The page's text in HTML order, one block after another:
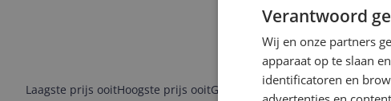
Laagste prijs ooitHoogste prijs ooitGoedkoopste nuLaatste
Verantwoord
Wij en onze partners
apparaat op te slaan
identificatoren en